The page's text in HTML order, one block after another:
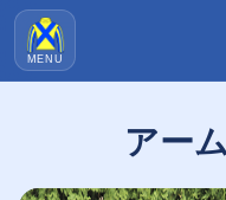
MENU
アー